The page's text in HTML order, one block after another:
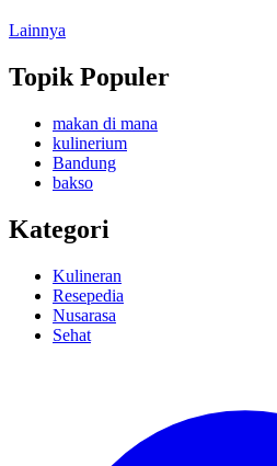
Lainnya
Topik Populer
makan di mana
kulinerium
Bandung
bakso
Kategori
Kulineran
Resepedia
Nusarasa
Sehat